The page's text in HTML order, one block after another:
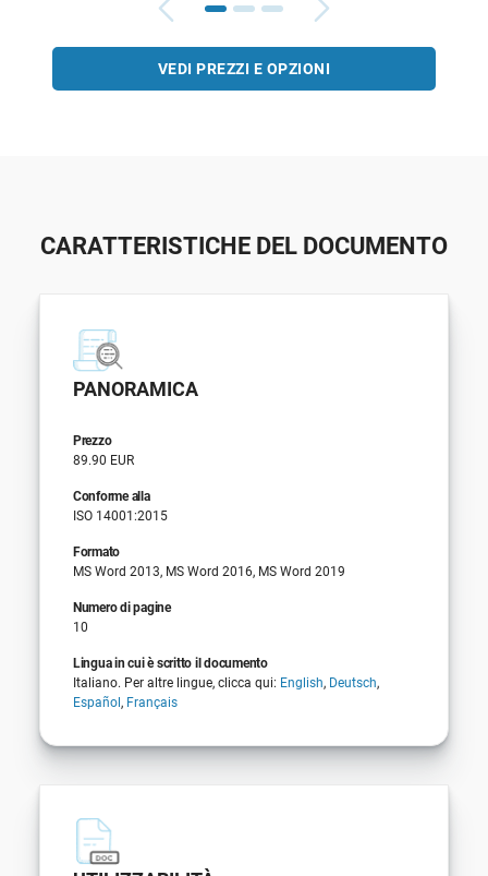
VEDI PREZZI E OPZIONI
CARATTERISTICHE DEL DOCUMENTO
PANORAMICA
Prezzo
89.90 EUR
Conforme alla
ISO 14001:2015
Formato
MS Word 2013, MS Word 2016, MS Word 2019
Numero di pagine
10
Lingua in cui è scritto il documento
Italiano. Per altre lingue, clicca qui: English, Deutsch,
Español, Français